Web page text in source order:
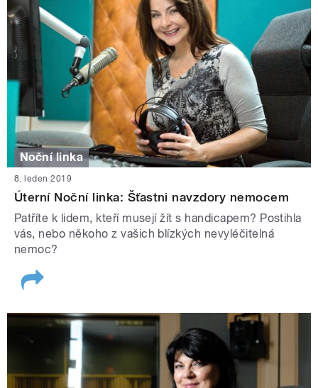
Noční linka
8. leden 2019
Úterní Noční linka: Šťastni navzdory nemocem
Patříte k lidem, kteří musejí žít s handicapem? Postihla
vás, nebo někoho z vašich blízkých nevyléčitelná
nemoc?